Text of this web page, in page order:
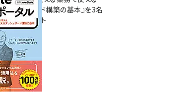
ダッシュボード構築の基本』を3名
様にプレゼント
7月31日 10:00